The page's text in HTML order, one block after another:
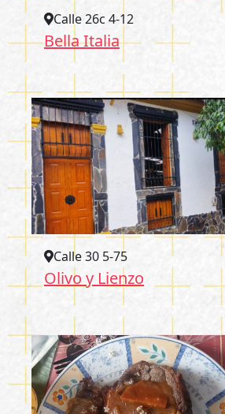
Calle 26c 4-12
Bella Italia
Calle 30 5-75
Olivo y Lienzo